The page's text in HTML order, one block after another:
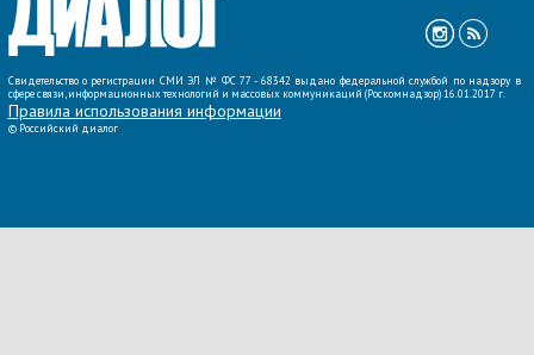
Свидетельство о регистрации СМИ ЭЛ № ФС 77 - 68342 выдано федеральной службой по надзору в
сфере связи, информационных технологий и массовых коммуникаций (Роскомнадзор) 16.01.2017 г.
Правила использования информации
© Российский диалог